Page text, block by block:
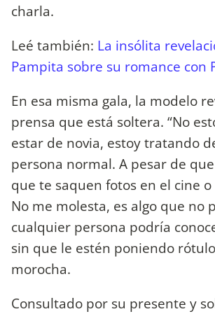
charla.
Leé también: La insólita
Pampita sobre su romance con
En esa misma gala, la modelo
prensa que está soltera. “No
estar de novia, estoy tratando
persona normal. A pesar de
que te saquen fotos en el cine
No me molesta, es algo que no
cualquier persona podría
sin que le estén poniendo
morocha.
Consultado por su presente y